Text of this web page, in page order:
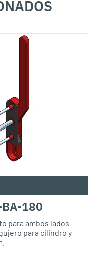
BA-180
para ambos lados
para cilindro y